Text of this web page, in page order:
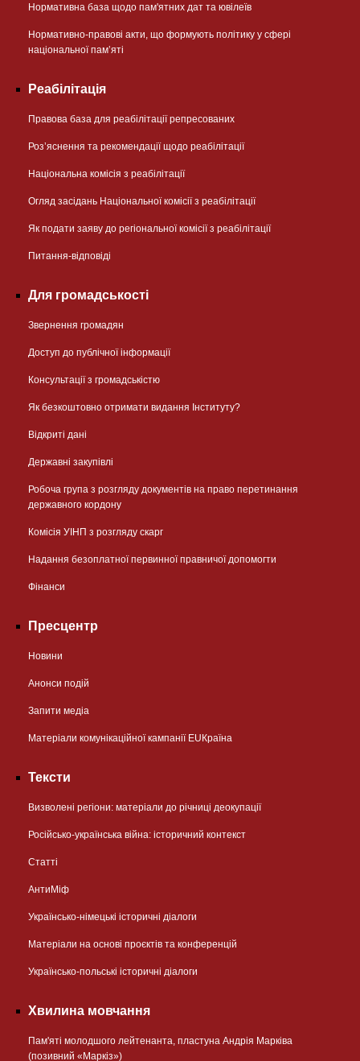
Нормативна база щодо пам'ятних дат та ювілеїв
Нормативно-правові акти, що формують політику у сфері
національної памʼяті
Реабілітація
Правова база для реабілітації репресованих
Розʼяснення та рекомендації щодо реабілітації
Національна комісія з реабілітації
Огляд засідань Національної комісії з реабілітації
Як подати заяву до регіональної комісії з реабілітації
Питання-відповіді
Для громадськості
Звернення громадян
Доступ до публічної інформації
Консультації з громадськістю
Як безкоштовно отримати видання Інституту?
Відкриті дані
Державні закупівлі
Робоча група з розгляду документів на право перетинання
державного кордону
Комісія УІНП з розгляду скарг
Надання безоплатної первинної правничої допомогти
Фінанси
Пресцентр
Новини
Анонси подій
Запити медіа
Матеріали комунікаційної кампанії EUКраїна
Тексти
Визволені регіони: матеріали до річниці деокупації
Російсько-українська війна: історичний контекст
Статті
АнтиМіф
Українсько-німецькі історичні діалоги
Матеріали на основі проєктів та конференцій
Українсько-польські історичні діалоги
Хвилина мовчання
Пам'яті молодшого лейтенанта, пластуна Андрія Марківа
(позивний «Маркіз»)